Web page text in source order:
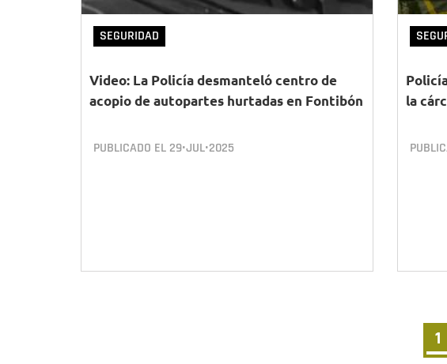
SEGURIDAD
Video: La Policía desmanteló centro de
acopio de autopartes hurtadas en Fontibón
PUBLICADO EL 29•JUL•2025
la
1